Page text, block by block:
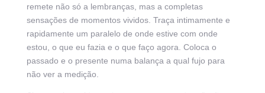
remete não só a lembranças, mas a completas
sensações de momentos vividos. Traça intimamente e
rapidamente um paralelo de onde estive com onde
estou, o que eu fazia e o que faço agora. Coloca o
passado e o presente numa balança a qual fujo para
não ver a medição.